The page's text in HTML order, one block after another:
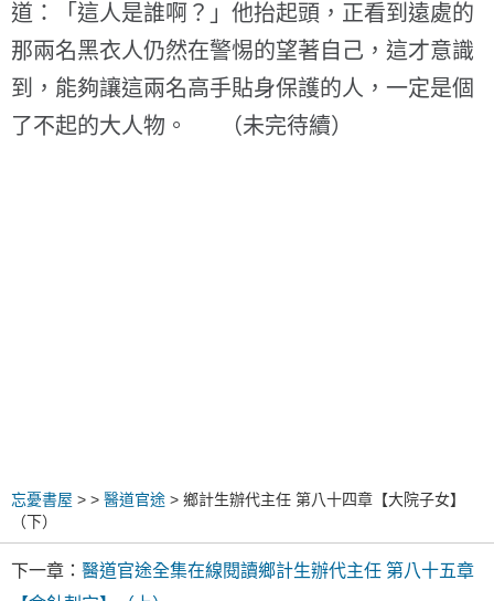
道：「這人是誰啊？」他抬起頭，正看到遠處的
那兩名黑衣人仍然在警惕的望著自己，這才意識
到，能夠讓這兩名高手貼身保護的人，一定是個
了不起的大人物。 （未完待續）
忘憂書屋 > > 醫道官途 > 鄉計生辦代主任 第八十四章【大院子女】
（下）
下一章： 醫道官途全集在線閱讀鄉計生辦代主任 第八十五章